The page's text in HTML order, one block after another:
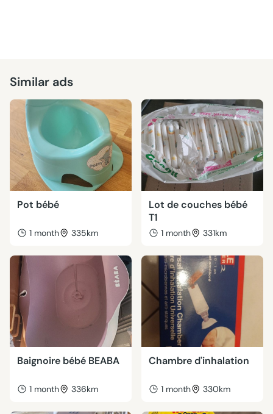
Similar ads
Pot bébé
1 month 335km
Lot de couches bébé
T1
1 month 331km
Baignoire bébé BEABA
1 month 336km
Chambre d'inhalation
1 month 330km